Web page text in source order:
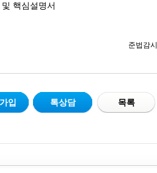
핵심설명서
준법감
입 톡상담 목록